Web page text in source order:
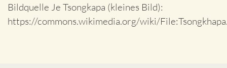
Bildquelle Je Tsongkapa (kleines Bild):
https://commons.wikimedia.org/wiki/